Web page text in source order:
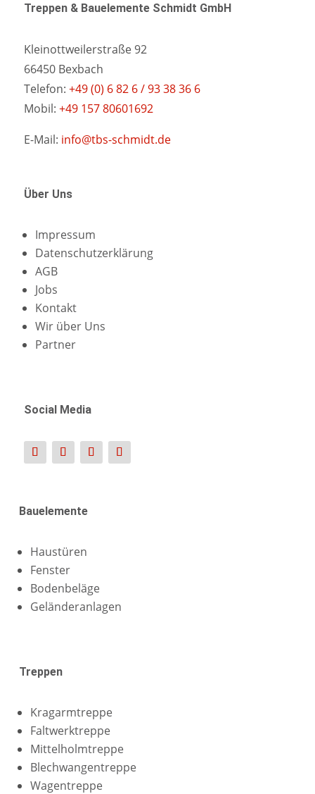
Treppen & Bauelemente Schmidt GmbH
Kleinottweilerstraße 92
66450 Bexbach
Telefon: +49 (0) 6 82 6 / 93 38 36 6
Mobil: +49 157 80601692
E-Mail: info@tbs-schmidt.de
Über Uns
Impressum
Datenschutzerklärung
AGB
Jobs
Kontakt
Wir über Uns
Partner
Social Media
Bauelemente
Haustüren
Fenster
Bodenbeläge
Geländeranlagen
Treppen
Kragarmtreppe
Faltwerktreppe
Mittelholmtreppe
Blechwangentreppe
Wagentreppe